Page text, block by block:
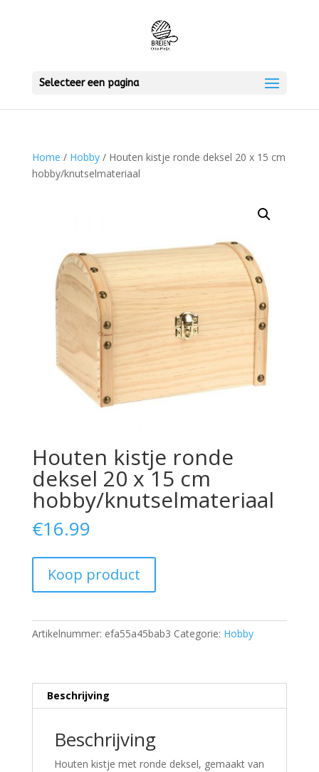
Selecteer een pagina
Home / Hobby/ Houten kistje ronde deksel 20 x 15 cm
hobby/knutselmateriaal
Houten kistje ronde
deksel 20 x 15 cm
hobby/knutselmateriaal
€16.99
Koop product
Artikelnummer: efa55a45bab3 Categorie: Hobby
Beschrijving
Beschrijving
Houten kistje met ronde deksel, gemaakt van